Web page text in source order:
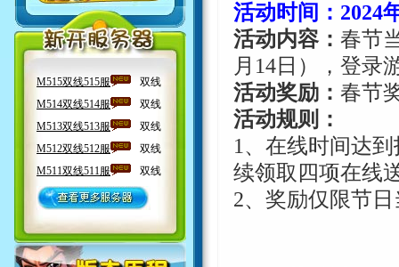
活动时间： 2024
活动内容： 春节
月 14日），登录
活动奖励： 春节
活动规则：
1 、在线时间达
续领取四项在线
2、奖励仅限节